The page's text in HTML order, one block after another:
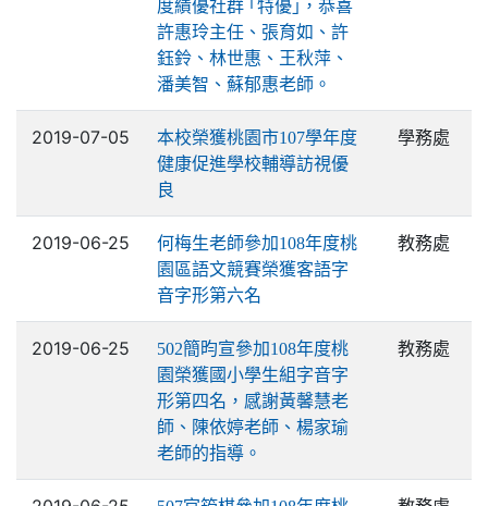
度績優社群 ｢特優｣，恭喜
許惠玲主任、張育如、許
鈺鈴、林世惠、王秋萍、
潘美智、蘇郁惠老師。
2019-07-05
本校榮獲桃園市107學年度
健康促進學校輔導訪視優
良
學務處
2019-06-25
何梅生老師參加108年度桃
園區語文競賽榮獲客語字
音字形第六名
教務處
2019-06-25
502簡昀宣參加108年度桃
園榮獲國小學生組字音字
形第四名，感謝黃馨慧老
師、陳依婷老師、楊家瑜
老師的指導。
教務處